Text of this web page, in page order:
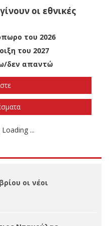
οι εθνικές
του 2026
του 2027
δεν απαντώ